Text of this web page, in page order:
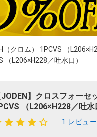
（クロム） 1PCVS （
（L206×H228／吐水口）
JODEN】クロスフォーセ
（L206×H228／吐水
1 レビュー